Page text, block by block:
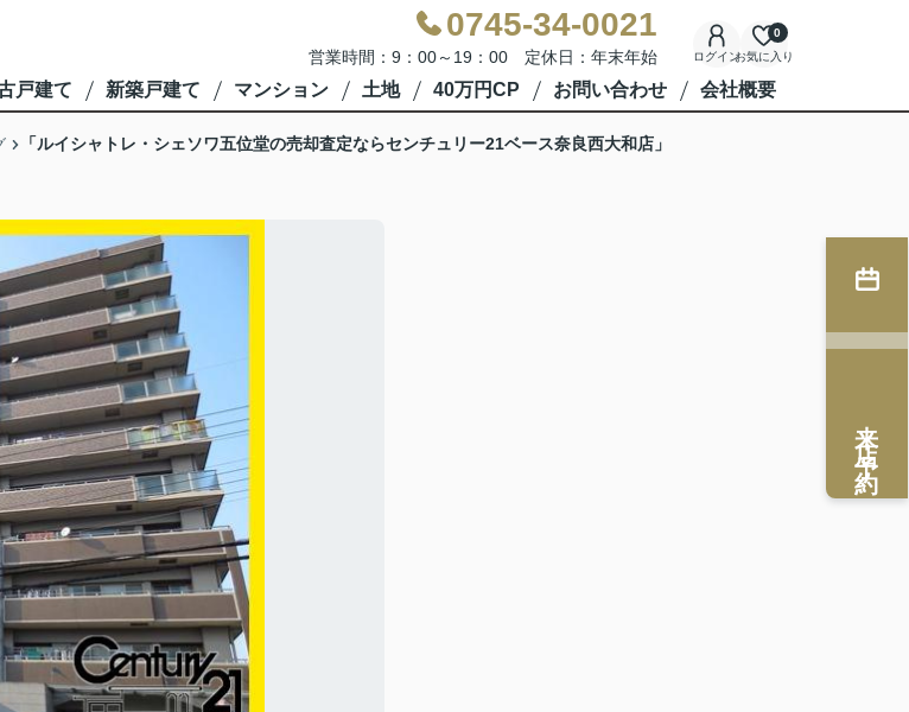
0745-34-0021
営業時間：9：00～19：00 定休日：年末年始 ログインお気に入り
0
戸建て 新築戸建て マンション 土地 40万円CP お問い合わせ 会社概要
「ルイシャトレ・シェソワ五位堂の売却査定ならセンチュリー21ベース奈良西大和店」
来店予約